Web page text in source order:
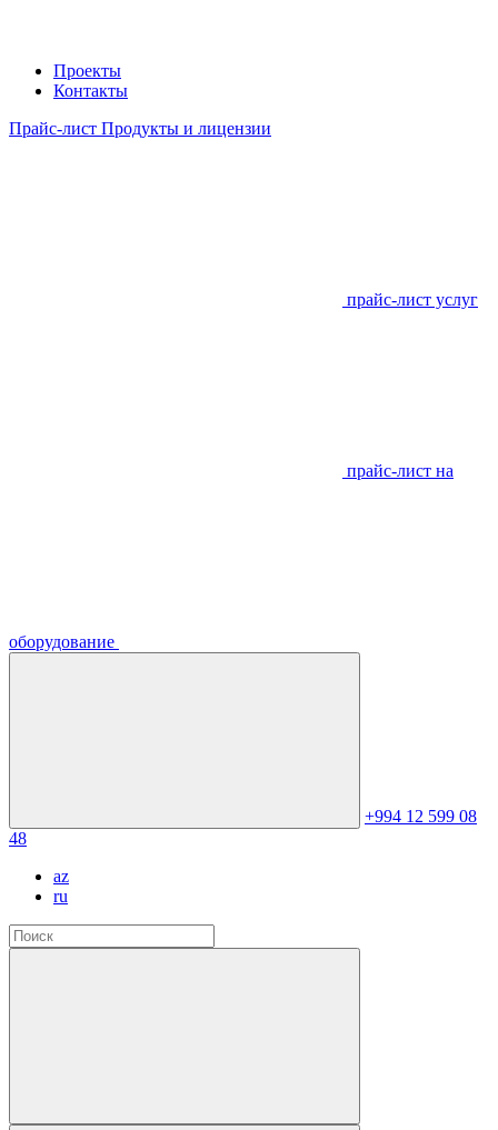
Проекты
Контакты
Прайс-лист Продукты и лицензии
прайс-лист услуг
прайс-лист на
оборудование
+994 12 599 08
48
az
ru